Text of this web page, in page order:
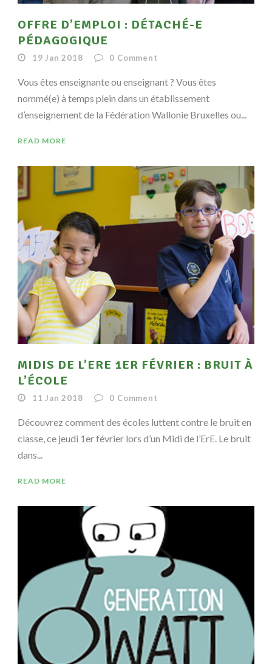
OFFRE D’EMPLOI : DÉTACHÉ-E
PÉDAGOGIQUE
19 Jan 2018 0 Comment
Vous êtes enseignante ou enseignant ? Vous êtes
nommé(e) à temps plein dans un établissement
d’enseignement de la Fédération Wallonie Bruxelles ou...
READ MORE
MIDIS DE L’ERE 1ER FÉVRIER : BRUIT À
L’ÉCOLE
11 Jan 2018 0 Comment
Découvrez comment des écoles luttent contre le bruit en
classe, ce jeudi 1er février lors d’un Midi de l’ErE. Le bruit
dans...
READ MORE